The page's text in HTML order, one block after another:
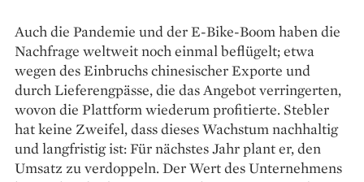
Auch die Pandemie und der E-Bike-Boom haben die
Nachfrage weltweit noch einmal beflügelt; et­wa
wegen des Einbruchs chine­sischer Exporte und
durch Lieferengpässe, die das Angebot ver­ringerten,
wovon die Plattform wiederum profitierte. Stebler
hat keine Zweifel, dass dieses Wachstum nachhaltig
und langfristig ist: Für nächstes Jahr plant er, den
Umsatz zu verdoppeln. Der Wert des Unternehmens